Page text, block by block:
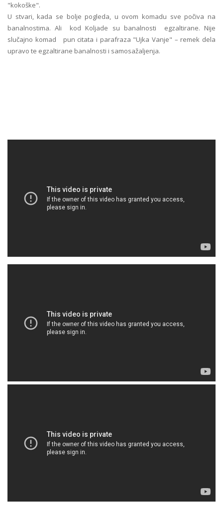
"kokoške".
U stvari, kada se bolje pogleda, u ovom komadu sve počiva na
banalnostima. Ali kod Koljade su banalnosti egzaltirane. Nije
slučajno komad pun citata i parafraza "Ujka Vanje" – remek dela
upravo te egzaltirane banalnosti i samosažaljenja.